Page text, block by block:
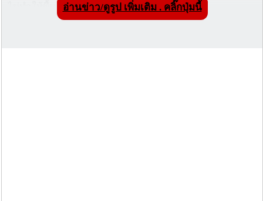
ไม่ทำให้พื้นผนังของคุณเสียหาย
อ่านข่าว/ดูรูป เพิ่มเติม . คลิ๊กปุ่มนี้